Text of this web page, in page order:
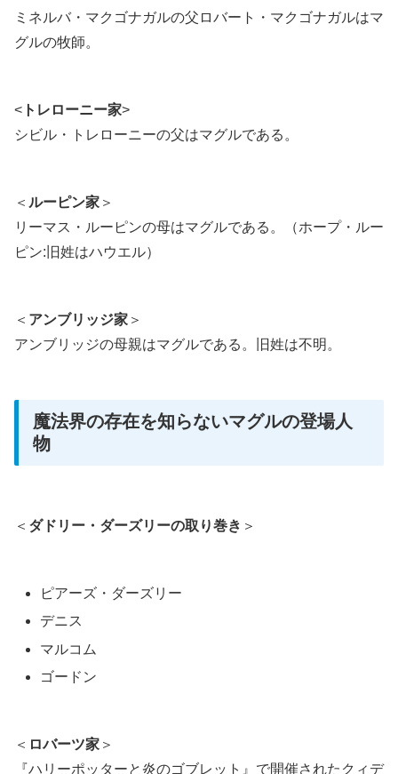
ミネルバ・マクゴナガルの父ロバート・マクゴナガルはマ
グルの牧師。
< トレローニー家>
シビル・トレローニーの父はマグルである。
＜ ルーピン家 ＞
リーマス・ルーピンの母はマグルである。（ホープ・ルー
ピン:旧姓はハウエル）
＜ アンブリッジ家 ＞
アンブリッジの母親はマグルである。旧姓は不明。
魔法界の存在を知らないマグルの登場人
物
＜ ダドリー・ダーズリーの取り巻き ＞
ピアーズ・ダーズリー
デニス
マルコム
ゴードン
＜ ロバーツ家 ＞
『ハリーポッターと炎のゴブレット』で開催されたクィデ